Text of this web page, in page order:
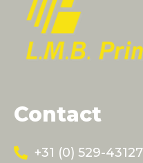
Contact
+31 (0) 529-